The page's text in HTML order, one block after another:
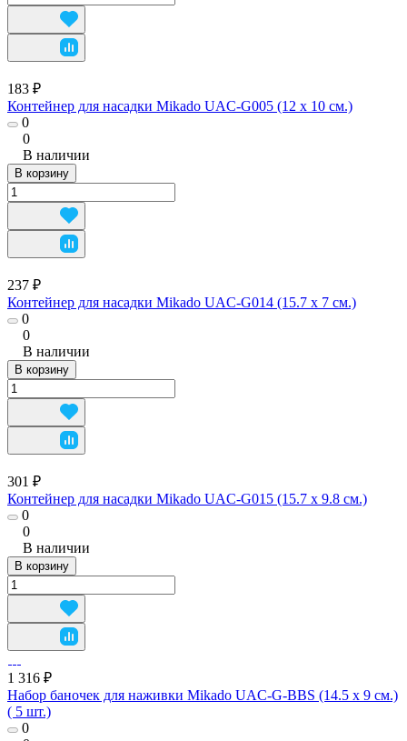
183 ₽
Контейнер для насадки Mikado UAC-G005 (12 x 10 см.)
0
0
В наличии
В корзину
237 ₽
Контейнер для насадки Mikado UAC-G014 (15.7 х 7 см.)
0
0
В наличии
В корзину
301 ₽
Контейнер для насадки Mikado UAC-G015 (15.7 х 9.8 см.)
0
0
В наличии
В корзину
1 316 ₽
Набор баночек для наживки Mikado UAC-G-BBS (14.5 x 9 см.)
( 5 шт.)
0